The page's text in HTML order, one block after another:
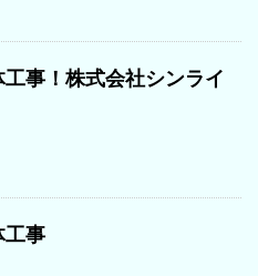
事！株式会社シンライ
工事